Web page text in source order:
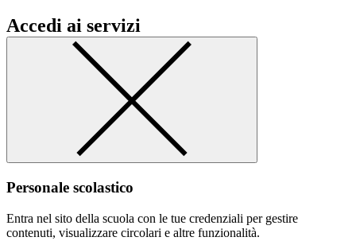
Accedi ai servizi
Personale scolastico
Entra nel sito della scuola con le tue credenziali per gestire
contenuti, visualizzare circolari e altre funzionalità.